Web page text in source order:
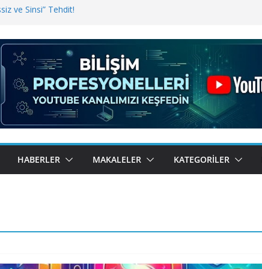
ve Sinsi” Tehdit!
Bugün BulutTahsilat’ta
Kemal Oral Tüm Sorularımızı
HABERLER MAKALELER KATEGORILER